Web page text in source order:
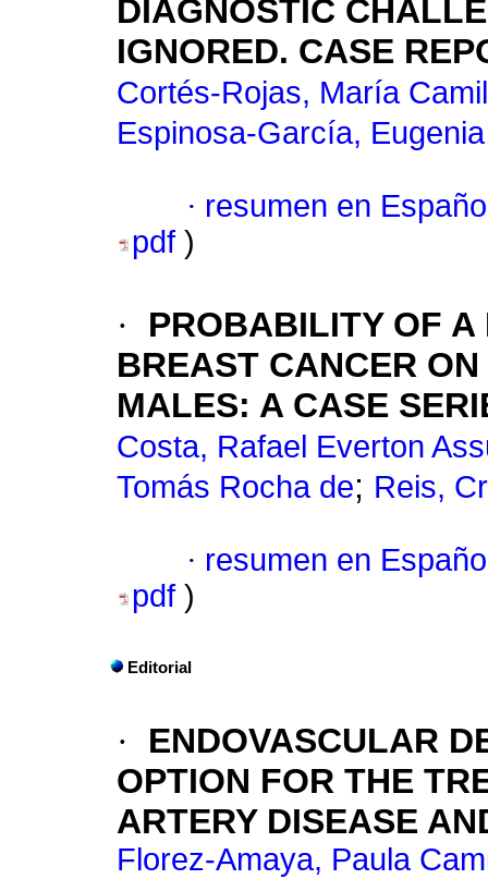
DIAGNOSTIC
IGNORED. CASE
Cortés-Rojas, María
Espinosa-García, Eugenia
· resumen en
pdf )
·
PROBABILITY OF A
BREAST CANCER
MALES: A CASE
Costa, Rafael Everton
Tomás Rocha de; Reis,
· resumen en
pdf )
Editorial
·
ENDOVASCULAR
OPTION FOR THE
ARTERY DISEASE
Florez-Amaya, Paula